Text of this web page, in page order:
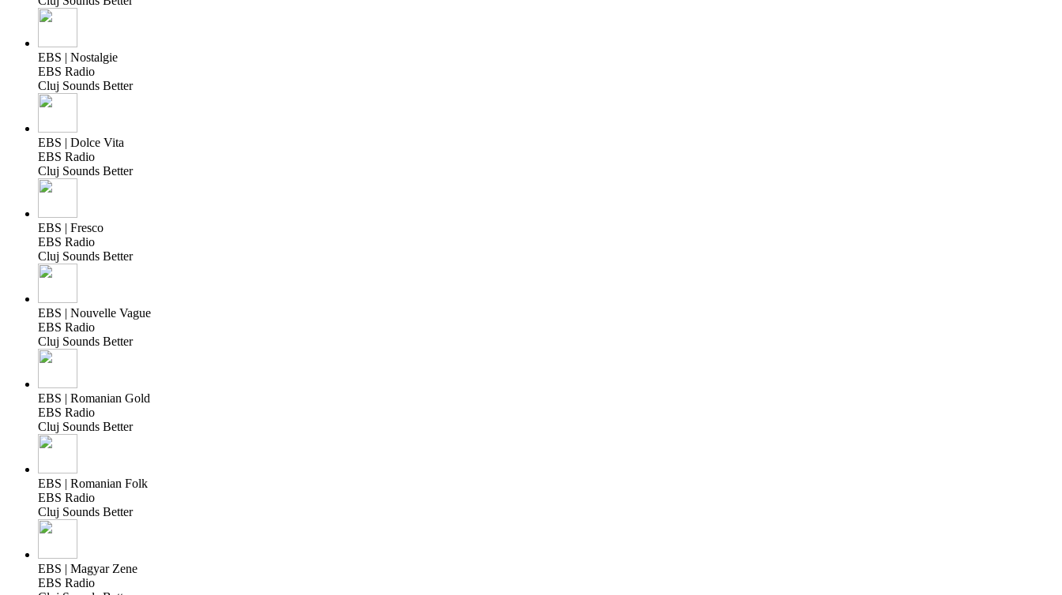
EBS | Nostalgie
EBS Radio
Cluj Sounds Better
EBS | Dolce Vita
EBS Radio
Cluj Sounds Better
EBS | Fresco
EBS Radio
Cluj Sounds Better
EBS | Nouvelle Vague
EBS Radio
Cluj Sounds Better
EBS | Romanian Gold
EBS Radio
Cluj Sounds Better
EBS | Romanian Folk
EBS Radio
Cluj Sounds Better
EBS | Magyar Zene
EBS Radio